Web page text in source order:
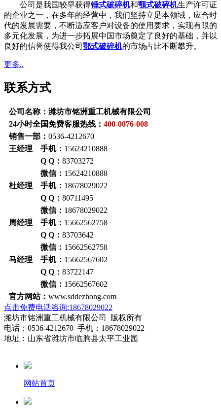
公司是我国较早获得锤式破碎机和颚式破碎机生产许可证
的企业之一，在多年的经营中，我们坚持立足本领域，应合时
代的发展需要，不断适应客户对设备的使用要求，实现有限的
多元化发展，为进一步拓展中国市场奠定了良好的基础，并以
良好的信誉使得我公司 鄂式破碎机的市场占比不断攀升。
更多..
联系方式
公司名称：潍坊市铭洲重工机械有限公司
24小时全国免费客服热线： 400-0076-008
销售一部： 0536-4212670
王经理 手机： 15624210888
Q Q： 83703272
微信： 15624210888
杜经理 手机： 18678029022
Q Q： 80711495
微信： 18678029022
周经理 手机： 15662562758
Q Q： 83703642
微信： 15662562758
马经理 手机： 15662567602
Q Q： 83722147
微信： 15662567602
官方网站： www.sddezhong.com
点击免费电话咨询:18678029022
潍坊市铭洲重工机械有限公司 版权所有
电话：0536-4212670 手机：18678029022
地址：山东省潍坊市临朐县太平工业园
网站首页